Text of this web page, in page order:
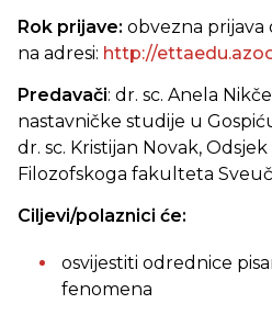
Rok prijave: obvezna prijava
na adresi: http://
Predavači: dr. sc. Anela
nastavničke studije u
dr. sc. Kristijan Novak,
Filozofskoga fakulteta
Ciljevi/polaznici će:
osvijestiti odrednice
fenomena